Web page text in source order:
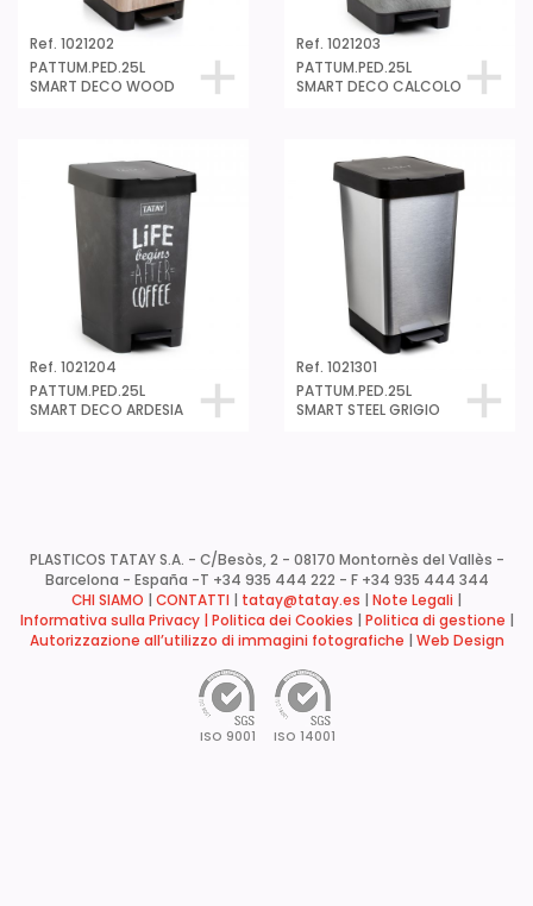
Ref. 1021202
PATTUM.PED.25L
SMART DECO WOOD
Ref. 1021203
PATTUM.PED.25L
SMART DECO CALCOLO
Ref. 1021204
PATTUM.PED.25L
SMART DECO ARDESIA
Ref. 1021301
PATTUM.PED.25L
SMART STEEL GRIGIO
PLASTICOS TATAY S.A. - C/Besòs, 2 - 08170 Montornès del Vallès -
Barcelona - España -T +34 935 444 222 - F +34 935 444 344
CHI SIAMO
CONTATTI tatay@tatay.es Note Legali
Informativa sulla Privacy | Politica dei Cookies Politica di gestione
Autorizzazione all’utilizzo di immagini fotografiche
Web Design
ISO 9001 ISO 14001